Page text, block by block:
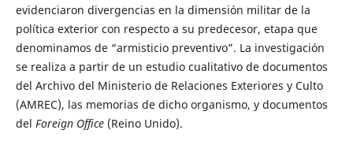
evidenciaron divergencias en la dimensión militar de la
política exterior con respecto a su predecesor, etapa que
denominamos de “armisticio preventivo”. La investigación
se realiza a partir de un estudio cualitativo de documentos
del Archivo del Ministerio de Relaciones Exteriores y Culto
(AMREC), las memorias de dicho organismo, y documentos
del Foreign Office(Reino Unido).